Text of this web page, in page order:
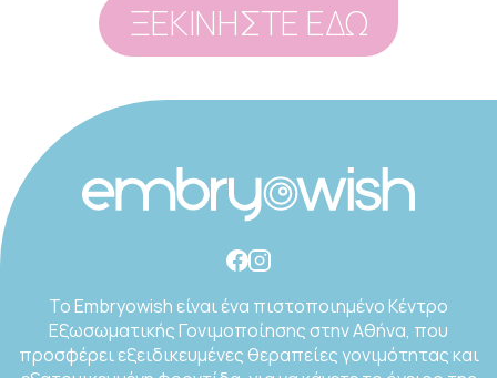
ΞΕΚΙΝΗΣΤΕ ΕΔΩ
Το Embryowish είναι ένα πιστοποιημένο Κέντρο
Εξωσωματικής Γονιμοποίησης στην Αθήνα, που
προσφέρει εξειδικευμένες θεραπείες γονιμότητας και